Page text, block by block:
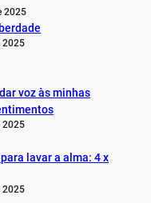
2025
2025
voz às minhas
2025
lavar a alma: 4 x
2025